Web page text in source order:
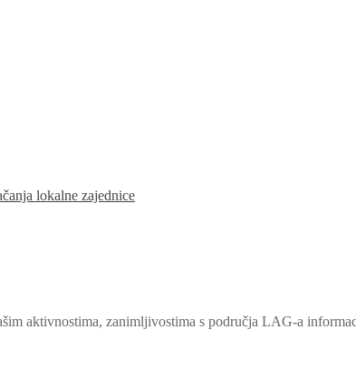
lokalne zajednice
aktivnostima, zanimljivostima s područja LAG-a